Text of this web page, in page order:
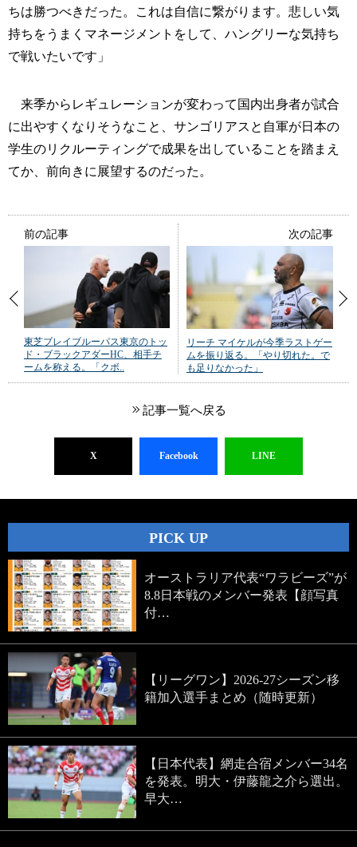
ちは勝つべきだった。これは自信に繋がります。悲しい気
持ちをうまくマネージメントをして、ハングリーな気持ち
で戦いたいです」
来季からレギュレーションが変わって国内出身者が試合
に出やすくなりそうなこと、サンゴリアスと自軍が日本の
学生のリクルーティングで成果を出していることを踏まえ
てか、前向きに展望するのだった。
前の記事
東芝ブレイブルーパス東京のトッ
ド・ブラックアダーHC、相手チ
ームを称える。「クボ..
次の記事
リーチ マイケルが今季ラストゲー
ムを振り返る。「やり切れた。で
も足りなかった」
記事一覧へ戻る
X Facebook LINE
PICK UP
オーストラリア代表“ワラビーズ”が
8.8日本戦のメンバー発表【顔写真
付…
【リーグワン】2026-27シーズン移
籍加入選手まとめ（随時更新）
【日本代表】網走合宿メンバー34名
を発表。明大・伊藤龍之介ら選出。
早大…